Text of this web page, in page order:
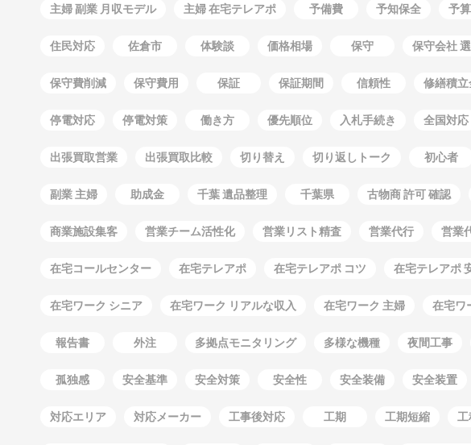
主婦 副業 月収モデル 主婦 在宅テレアポ 予備費 予知保全 予
住民対応 佐倉市 体験談 価格相場 保守 保守会社
保守費削減 保守費用 保証 保証期間 信頼性 修繕積立
停電対応 停電対策 働き方 優先順位 入札手続き 全国対応
出張買取営業 出張買取比較 切り替え 切り返しトーク 初心者
副業 主婦 助成金 千葉 遺品整理 千葉県 古物商 許可 確認
商業施設集客 営業チーム活性化 営業リスト精査 営業代行 営業
在宅コールセンター 在宅テレアポ 在宅テレアポ コツ 在宅テレアポ
在宅ワーク シニア 在宅ワーク リアルな収入 在宅ワーク 主婦 在宅ワ
報告書 外注 多拠点モニタリング 多様な機種 夜間工事
孤独感 安全基準 安全対策 安全性 安全装備 安全装置
対応エリア 対応メーカー 工事後対応 工期 工期短縮 工